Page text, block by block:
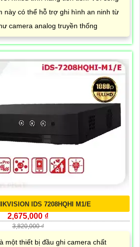
này có thể hỗ trợ ghi hình an ninh từ
camera analog truyền thống
IDS 7208HQHI M1/E
2,675,000 ₫
3,820,000 ₫
một thiết bị đầu ghi camera chất